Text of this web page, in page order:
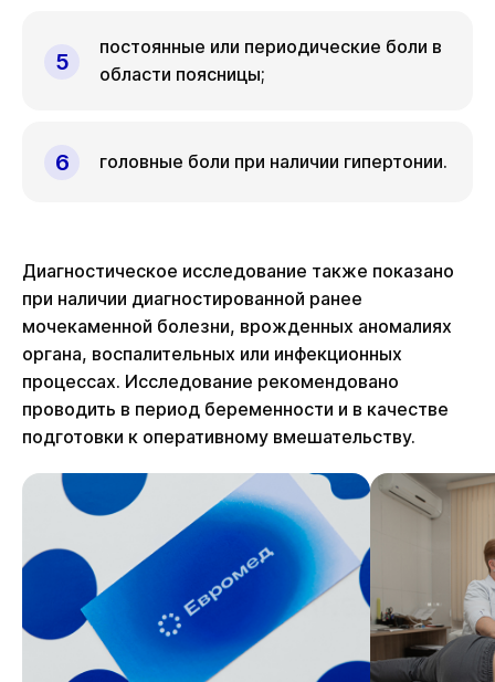
постоянные или периодические боли в
области поясницы;
головные боли при наличии гипертонии.
Диагностическое исследование также показано
при наличии диагностированной ранее
мочекаменной болезни, врожденных аномалиях
органа, воспалительных или инфекционных
процессах. Исследование рекомендовано
проводить в период беременности и в качестве
подготовки к оперативному вмешательству.